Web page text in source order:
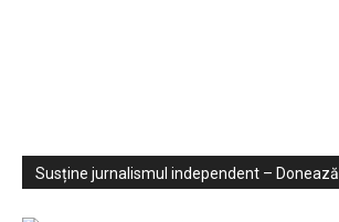
Sondaje
Video
Susține jurnalismul independent – Donează